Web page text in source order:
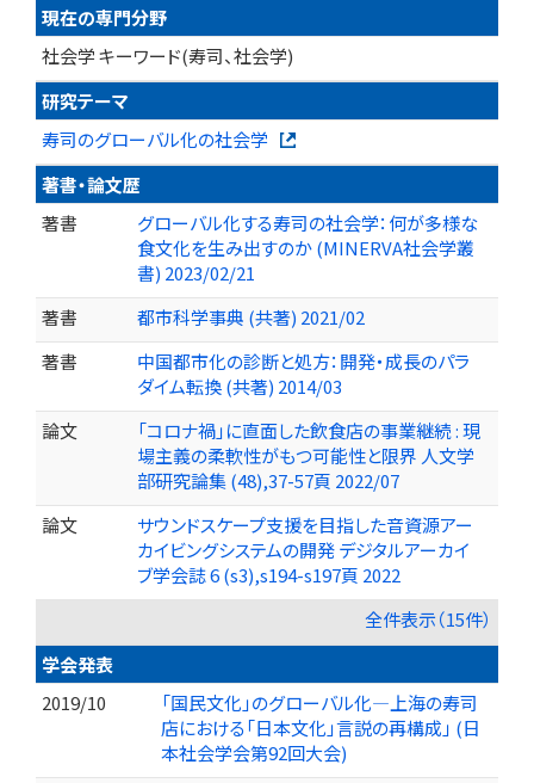
現在の専門分野
社会学 キーワード(寿司、社会学)
研究テーマ
寿司のグローバル化の社会学
著書・論文歴
著書
グローバル化する寿司の社会学：何が多様な
食文化を生み出すのか (MINERVA社会学叢
書) 2023/02/21
著書
都市科学事典 (共著) 2021/02
著書
中国都市化の診断と処方：開発・成長のパラ
ダイム転換 (共著) 2014/03
論文
「コロナ禍」に直面した飲食店の事業継続 : 現
場主義の柔軟性がもつ可能性と限界 人文学
部研究論集 (48),37-57頁 2022/07
論文
サウンドスケープ支援を目指した音資源アー
カイビングシステムの開発 デジタルアーカイ
ブ学会誌 6 (s3),s194-s197頁 2022
全件表示（15件）
学会発表
2019/10
「国民文化」のグローバル化―上海の寿司
店における「日本文化」言説の再構成」 (日
本社会学会第92回大会)